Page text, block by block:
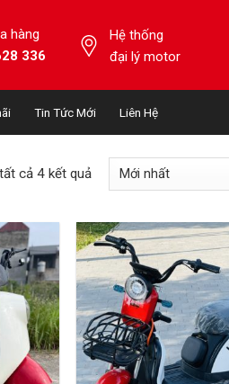
hàng
336
Hệ thống
đại lý motor
Tin Tức Mới Liên Hệ
cả 4 kết quả